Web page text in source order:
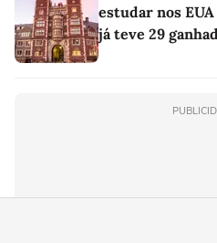
estudar nos
já teve 29